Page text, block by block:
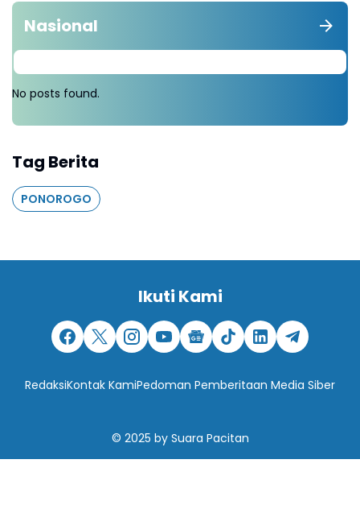
Nasional
No posts found.
Tag Berita
PONOROGO
Ikuti Kami
RedaksiKontak KamiPedoman Pemberitaan Media Siber
© 2025 by Suara Pacitan